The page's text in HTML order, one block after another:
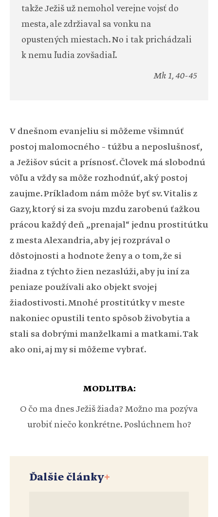
takže Ježiš už nemohol verejne vojsť do
mesta, ale zdržiaval sa vonku na
opustených miestach. No i tak prichádzali
k nemu ľudia zovšadiaľ.
Mk 1, 40-45
V dnešnom evanjeliu si môžeme všimnúť
postoj malomocného – túžbu a neposlušnosť,
a Ježišov súcit a prísnosť. Človek má slobodnú
vôľu a vždy sa môže rozhodnúť, aký postoj
zaujme. Príkladom nám môže byť sv. Vitalis z
Gazy, ktorý si za svoju mzdu zarobenú ťažkou
prácou každý deň „prenajal“ jednu prostitútku
z mesta Alexandria, aby jej rozprával o
dôstojnosti a hodnote ženy a o tom, že si
žiadna z týchto žien nezaslúži, aby ju iní za
peniaze používali ako objekt svojej
žiadostivosti. Mnohé prostitútky v meste
nakoniec opustili tento spôsob živobytia a
stali sa dobrými manželkami a matkami. Tak
ako oni, aj my si môžeme vybrať.
MODLITBA:
O čo ma dnes Ježiš žiada? Možno ma pozýva
urobiť niečo konkrétne. Poslúchnem ho?
Ďalšie články+